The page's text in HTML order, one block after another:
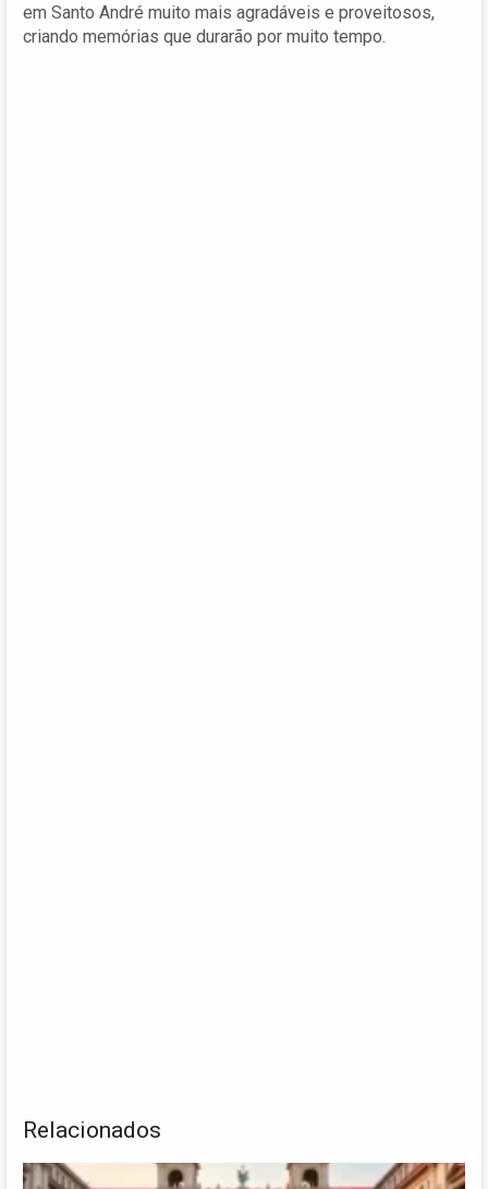
em Santo André muito mais agradáveis e proveitosos,
criando memórias que durarão por muito tempo.
Relacionados